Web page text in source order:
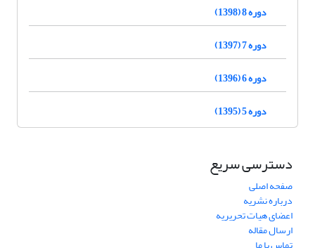
دوره 8 (1398)
دوره 7 (1397)
دوره 6 (1396)
دوره 5 (1395)
دسترسی سریع
صفحه اصلی
درباره نشریه
اعضای هیات تحریریه
ارسال مقاله